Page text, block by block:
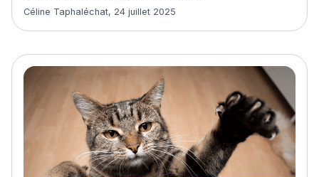
Article rédigé par
Céline Taphaléchat, 24 juillet 2025